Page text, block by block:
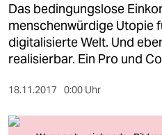
öko
gesellschaft
Das bedingungslose
menschenwürdige Utopie
digitalisierte Welt. Und
realisierbar. Ein Pro und
18.11.2017 0:00 Uhr